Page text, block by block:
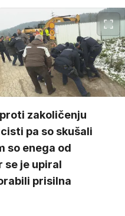
zakoličenju
pa so skušali
so enega od
se je upiral
prisilna